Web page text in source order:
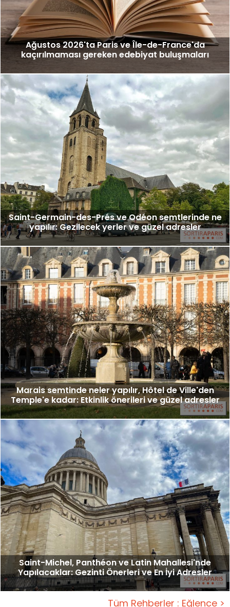
Ağustos 2026'ta Paris ve Île-de-France'da
kaçırılmaması gereken edebiyat buluşmaları
Saint-Germain-des-Prés ve Odéon semtlerinde ne
yapılır: Gezilecek yerler ve güzel adresler
Marais semtinde neler yapılır, Hôtel de Ville'den
Temple'e kadar: Etkinlik önerileri ve güzel adresler
Saint-Michel, Panthéon ve Latin Mahallesi'nde
Yapılacaklar: Gezinti Önerleri ve En İyi Adresler
Tüm Rehberler : Eğlence >